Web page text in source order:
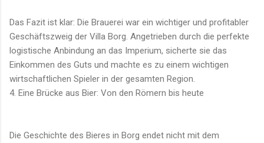
Das Fazit ist klar: Die Brauerei war ein wichtiger und profitabler
Geschäftszweig der Villa Borg. Angetrieben durch die perfekte
logistische Anbindung an das Imperium, sicherte sie das
Einkommen des Guts und machte es zu einem wichtigen
wirtschaftlichen Spieler in der gesamten Region.
4. Eine Brücke aus Bier: Von den Römern bis heute
Die Geschichte des Bieres in Borg endet nicht mit dem